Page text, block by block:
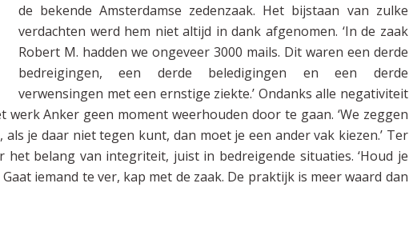
de bekende Amsterdamse zedenzaak. Het bijstaan van zulke
verdachten werd hem niet altijd in dank afgenomen. ‘In de zaak
Robert M. hadden we ongeveer 3000 mails. Dit waren een derde
bedreigingen, een derde beledigingen en een derde
verwensingen met een ernstige ziekte.’ Ondanks alle negativiteit
werk Anker geen moment weerhouden door te gaan. ‘We zeggen
je daar niet tegen kunt, dan moet je een ander vak kiezen.’ Ter
het belang van integriteit, juist in bedreigende situaties. ‘Houd je
iemand te ver, kap met de zaak. De praktijk is meer waard dan